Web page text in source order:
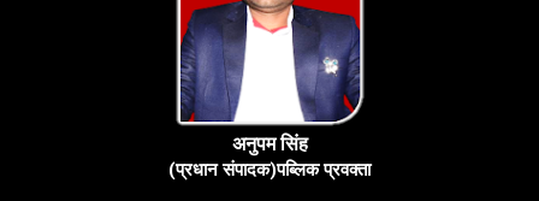
अनुपम सिंह
(प्रधान संपादक)पब्लिक प्रवक्ता